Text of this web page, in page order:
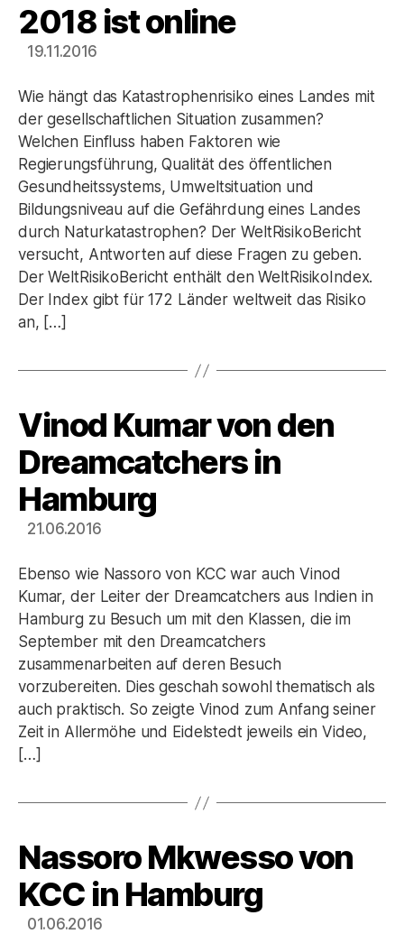
2018 ist online
19.11.2016
Wie hängt das Katastrophenrisiko eines Landes mit
der gesellschaftlichen Situation zusammen?
Welchen Einfluss haben Faktoren wie
Regierungsführung, Qualität des öffentlichen
Gesundheitssystems, Umweltsituation und
Bildungsniveau auf die Gefährdung eines Landes
durch Naturkatastrophen? Der WeltRisikoBericht
versucht, Antworten auf diese Fragen zu geben.
Der WeltRisikoBericht enthält den WeltRisikoIndex.
Der Index gibt für 172 Länder weltweit das Risiko
an, […]
Kategorien
Vinod Kumar von den
Dreamcatchers in
Hamburg
21.06.2016
Ebenso wie Nassoro von KCC war auch Vinod
Kumar, der Leiter der Dreamcatchers aus Indien in
Hamburg zu Besuch um mit den Klassen, die im
September mit den Dreamcatchers
zusammenarbeiten auf deren Besuch
vorzubereiten. Dies geschah sowohl thematisch als
auch praktisch. So zeigte Vinod zum Anfang seiner
Zeit in Allermöhe und Eidelstedt jeweils ein Video,
[…]
Kategorien
Nassoro Mkwesso von
KCC in Hamburg
01.06.2016